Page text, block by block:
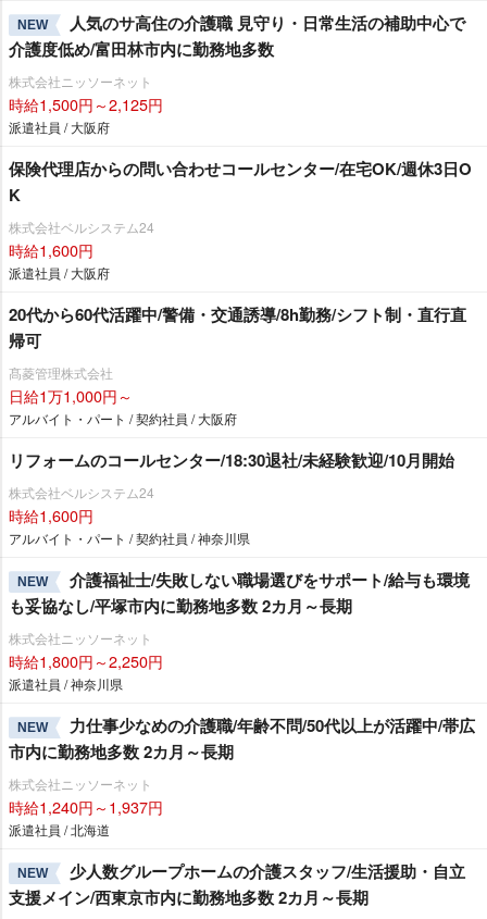
NEW
人気のサ高住の介護職 見守り・日常生活の補助中心で
介護度低め/富田林市内に勤務地多数
株式会社ニッソーネット
時給1,500円～2,125円
派遣社員 / 大阪府
保険代理店からの問い合わせコールセンター/在宅OK/週休3日O
K
株式会社ベルシステム24
時給1,600円
派遣社員 / 大阪府
20代から60代活躍中/警備・交通誘導/8h勤務/シフト制・直行直
帰可
髙菱管理株式会社
日給1万1,000円～
アルバイト・パート / 契約社員 / 大阪府
リフォームのコールセンター/18:30退社/未経験歓迎/10月開始
株式会社ベルシステム24
時給1,600円
アルバイト・パート / 契約社員 / 神奈川県
NEW
介護福祉士/失敗しない職場選びをサポート/給与も環境
も妥協なし/平塚市内に勤務地多数 2カ月～長期
株式会社ニッソーネット
時給1,800円～2,250円
派遣社員 / 神奈川県
NEW
力仕事少なめの介護職/年齢不問/50代以上が活躍中/帯広
市内に勤務地多数 2カ月～長期
株式会社ニッソーネット
時給1,240円～1,937円
派遣社員 / 北海道
NEW
少人数グループホームの介護スタッフ/生活援助・自立
支援メイン/西東京市内に勤務地多数 2カ月～長期